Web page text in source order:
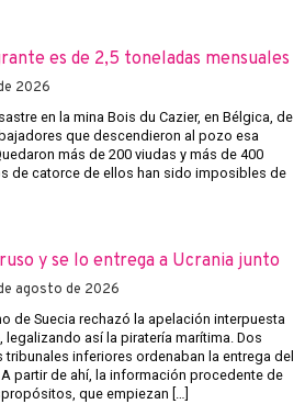
es de 2,5 toneladas mensuales
2026
en la mina Bois du Cazier, en Bélgica, de
que descendieron al pozo esa
más de 200 viudas y más de 400
de catorce de ellos han sido imposibles de
y se lo entrega a Ucrania junto
agosto de 2026
de Suecia rechazó la apelación interpuesta
así la piratería marítima. Dos
inferiores ordenaban la entrega del
partir de ahí, la información procedente de
que empiezan […]